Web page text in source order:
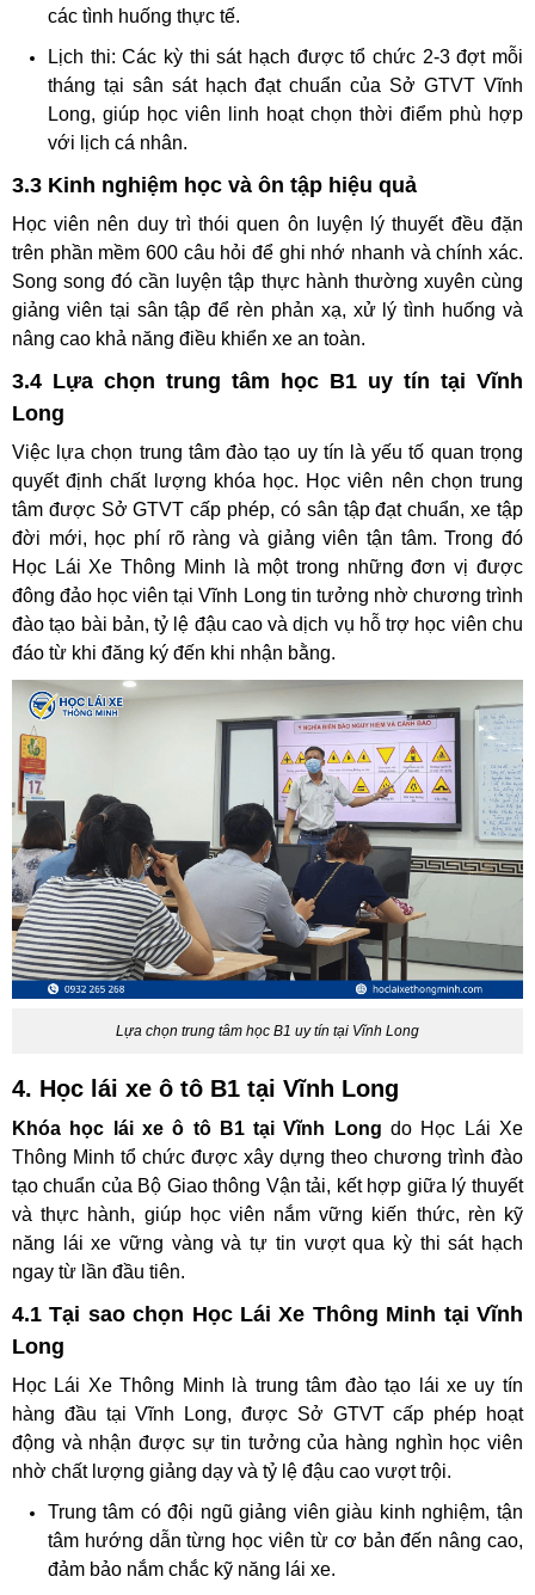
các tình huống thực tế.
Lịch thi: Các kỳ thi sát hạch được tổ chức 2-3 đợt mỗi
tháng tại sân sát hạch đạt chuẩn của Sở GTVT Vĩnh
Long, giúp học viên linh hoạt chọn thời điểm phù hợp
với lịch cá nhân.
3.3 Kinh nghiệm học và ôn tập hiệu quả
Học viên nên duy trì thói quen ôn luyện lý thuyết đều đặn
trên phần mềm 600 câu hỏi để ghi nhớ nhanh và chính xác.
Song song đó cần luyện tập thực hành thường xuyên cùng
giảng viên tại sân tập để rèn phản xạ, xử lý tình huống và
nâng cao khả năng điều khiển xe an toàn.
3.4 Lựa chọn trung tâm học B1 uy tín tại Vĩnh
Long
Việc lựa chọn trung tâm đào tạo uy tín là yếu tố quan trọng
quyết định chất lượng khóa học. Học viên nên chọn trung
tâm được Sở GTVT cấp phép, có sân tập đạt chuẩn, xe tập
đời mới, học phí rõ ràng và giảng viên tận tâm. Trong đó
Học Lái Xe Thông Minh là một trong những đơn vị được
đông đảo học viên tại Vĩnh Long tin tưởng nhờ chương trình
đào tạo bài bản, tỷ lệ đậu cao và dịch vụ hỗ trợ học viên chu
đáo từ khi đăng ký đến khi nhận bằng.
Lựa chọn trung tâm học B1 uy tín tại Vĩnh Long
4. Học lái xe ô tô B1 tại Vĩnh Long
Khóa học lái xe ô tô B1 tại Vĩnh Long do Học Lái Xe
Thông Minh tổ chức được xây dựng theo chương trình đào
tạo chuẩn của Bộ Giao thông Vận tải, kết hợp giữa lý thuyết
và thực hành, giúp học viên nắm vững kiến thức, rèn kỹ
năng lái xe vững vàng và tự tin vượt qua kỳ thi sát hạch
ngay từ lần đầu tiên.
4.1 Tại sao chọn Học Lái Xe Thông Minh tại Vĩnh
Long
Học Lái Xe Thông Minh là trung tâm đào tạo lái xe uy tín
hàng đầu tại Vĩnh Long, được Sở GTVT cấp phép hoạt
động và nhận được sự tin tưởng của hàng nghìn học viên
nhờ chất lượng giảng dạy và tỷ lệ đậu cao vượt trội.
Trung tâm có đội ngũ giảng viên giàu kinh nghiệm, tận
tâm hướng dẫn từng học viên từ cơ bản đến nâng cao,
đảm bảo nắm chắc kỹ năng lái xe.